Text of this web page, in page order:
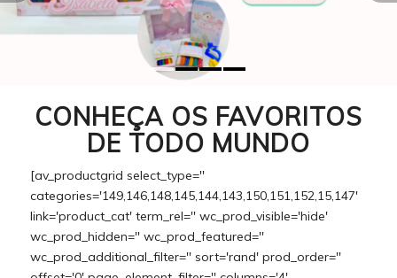
CONHEÇA OS FAVORITOS
DE TODO MUNDO
[av_productgrid select_type=''
categories='149,146,148,145,144,143,150,151,152,15,147'
link='product_cat' term_rel='' wc_prod_visible='hide'
wc_prod_hidden='' wc_prod_featured=''
wc_prod_additional_filter='' sort='rand' prod_order=''